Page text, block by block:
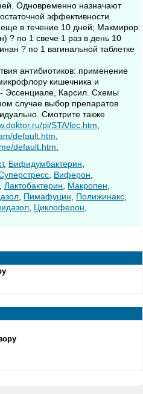
Одновременно назначают
эффективности
в течение 10 дней; Макмирор
? по 1 свече 1 раз в день 10
? по 1 вагинальной таблетке
антибиотиков: применение
кишечника и
- Эссенциале, Карсил. Схемы
случае выбор препаратов
Смотрите также
pi/STA/lec.htm
default.htm
default.htm.
, Бифидумбактерин
Виферон
Лактобактерин Макропен
Пимафуцин Полижинакс
Циклоферон